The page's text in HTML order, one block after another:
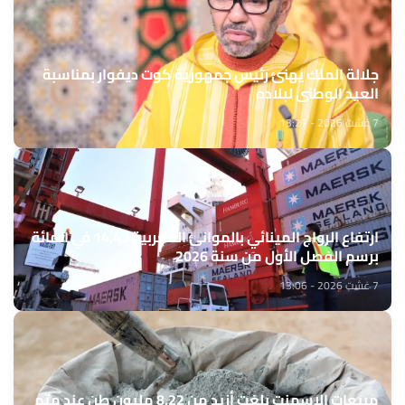
جلالة الملك يهنئ رئيس جمهورية كوت ديفوار بمناسبة
العيد الوطني لبلاده
7 غشت 2026 - 13:27
ارتفاع الرواج المينائي بالموانئ المغربية بـ14,4 في المائة
برسم الفصل الأول من سنة 2026
7 غشت 2026 - 13:06